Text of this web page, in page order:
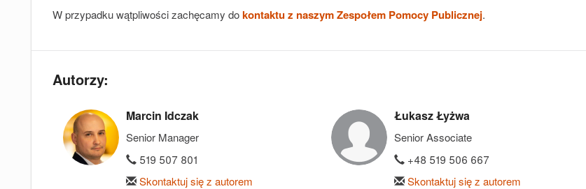
W przypadku wątpliwości zachęcamy dokontaktu z naszym Zespołem Pomocy Publicznej.
Autorzy:
Marcin Idczak
Senior Manager
519 507 801
Skontaktuj się z autorem
Łukasz Łyżwa
Senior Associate
+48 519 506 667
Skontaktuj się z autorem